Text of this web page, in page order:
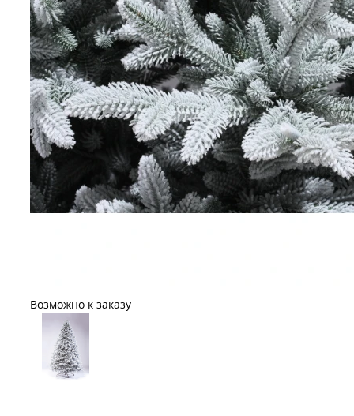
Возможно к заказу